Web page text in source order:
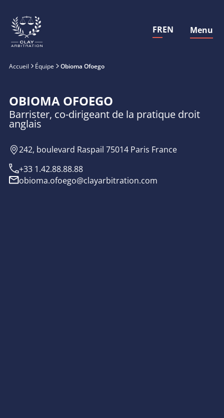
FREN
Menu
Accueil Équipe Obioma Ofoego
OBIOMA OFOEGO
Barrister, co-dirigeant de la pratique droit
anglais
242, boulevard Raspail 75014 Paris France
+33 1.42.88.88.88
obioma.ofoego@clayarbitration.com